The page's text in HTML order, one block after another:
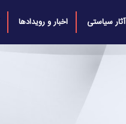
آثار سیاستی اخبار و رویدادها